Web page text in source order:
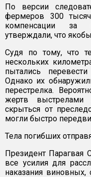
По версии
фермеров 300
компенсации за
утверждали, что
Судя по тому, что
нескольких
пытались
Однако их
перестрелка.
жертв выстрелами
скрыться от
могли быстро
Тела погибших
Президент Парагвая
все усилия для
наказания виновных,